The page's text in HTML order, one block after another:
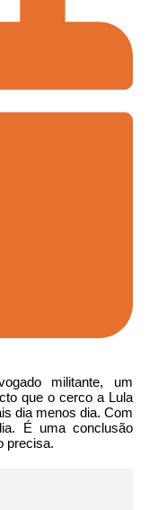
militante, um
que o cerco a Lula
dia menos dia. Com
É uma conclusão
precisa.